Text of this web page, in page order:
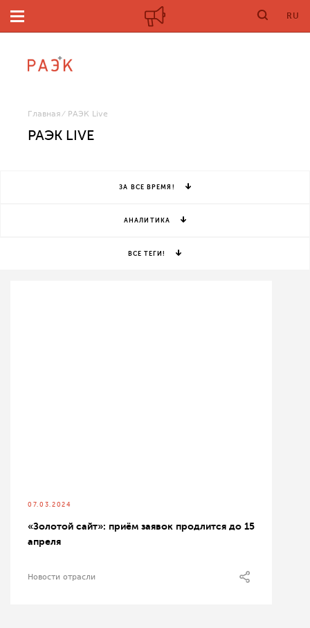
RU
Главная РАЭК Live
РАЭК LIVE
ЗА ВСЕ ВРЕМЯ!
АНАЛИТИКА
ВСЕ ТЕГИ!
07.03.2024
«Золотой сайт»: приём заявок продлится до 15
апреля
Новости отрасли